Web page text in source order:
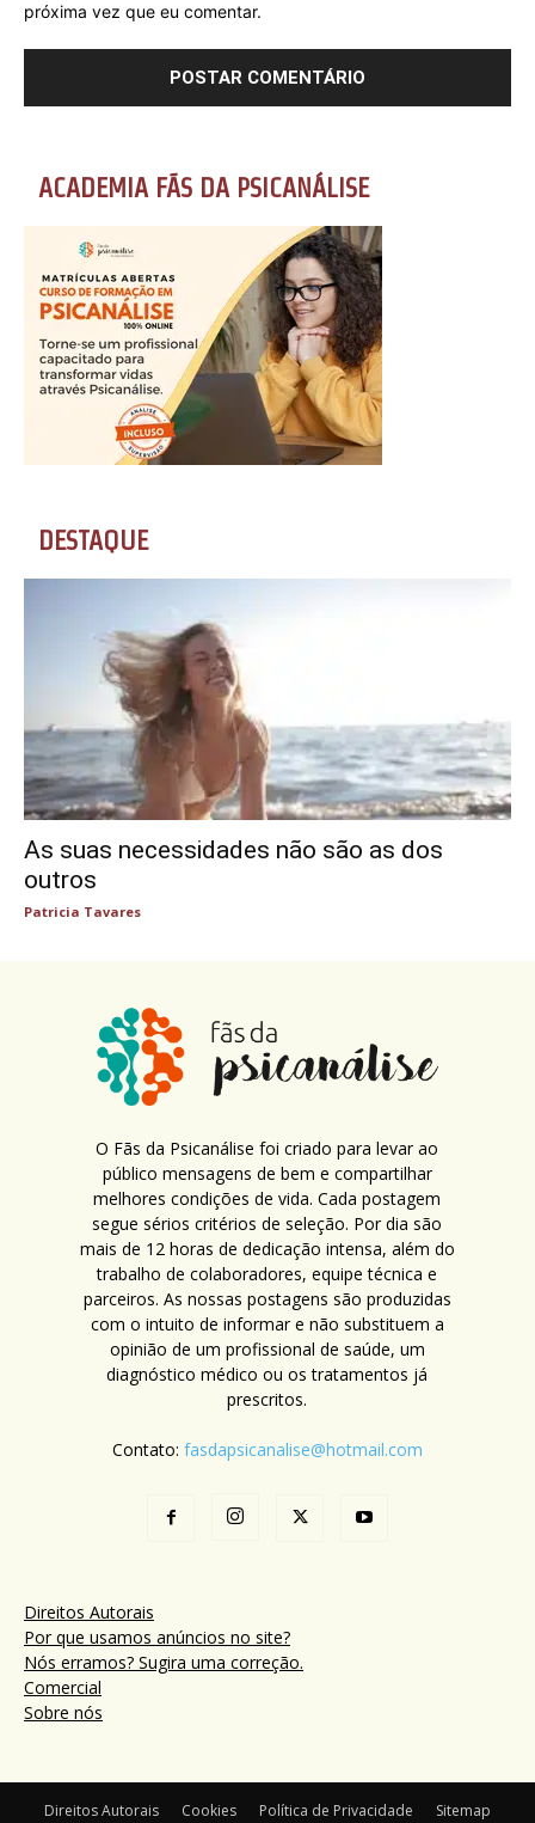
próxima vez que eu comentar.
ACADEMIA FÃS DA PSICANÁLISE
DESTAQUE
As suas necessidades não são as dos
outros
Patricia Tavares
O Fãs da Psicanálise foi criado para levar ao
público mensagens de bem e compartilhar
melhores condições de vida. Cada postagem
segue sérios critérios de seleção. Por dia são
mais de 12 horas de dedicação intensa, além do
trabalho de colaboradores, equipe técnica e
parceiros. As nossas postagens são produzidas
com o intuito de informar e não substituem a
opinião de um profissional de saúde, um
diagnóstico médico ou os tratamentos já
prescritos.
Contato: fasdapsicanalise@hotmail.com
Direitos Autorais
Por que usamos anúncios no site?
Nós erramos? Sugira uma correção.
Comercial
Sobre nós
Direitos Autorais Cookies Política de Privacidade Sitemap